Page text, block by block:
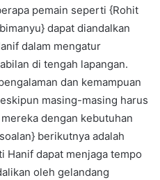
pemain seperti {Rohit
dapat diandalkan
dalam mengatur
di tengah lapangan.
dan kemampuan
masing-masing harus
dengan kebutuhan
berikutnya adalah
Hanif dapat menjaga tempo
oleh gelandang